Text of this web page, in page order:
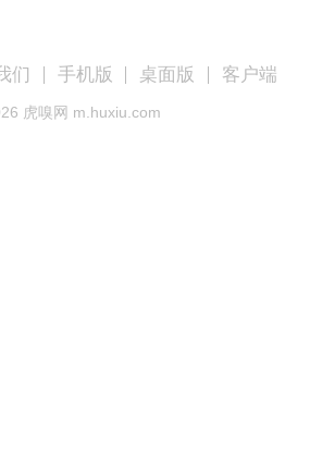
们 手机版 桌面版 客户端
虎嗅网 m.huxiu.com